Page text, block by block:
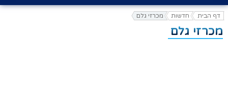
דף הבית חדשות מכרזי גלם
מכרזי גלם